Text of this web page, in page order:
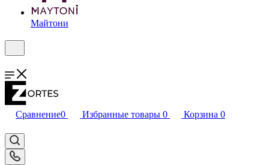
Майтони
Сравнение0 Избранные товары 0 Корзина 0